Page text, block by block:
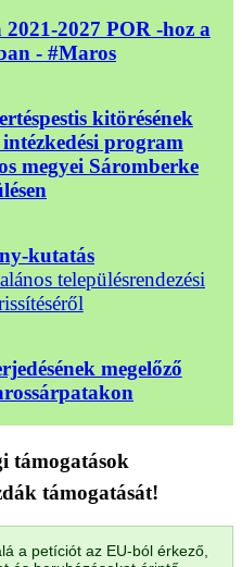
2027 POR -hoz a
- #Maros
kitörésének
program
megyei Sáromberke
kutatás
településrendezési
megelőző
támogatások
támogatását!
a petíciót az EU-ból érkező,